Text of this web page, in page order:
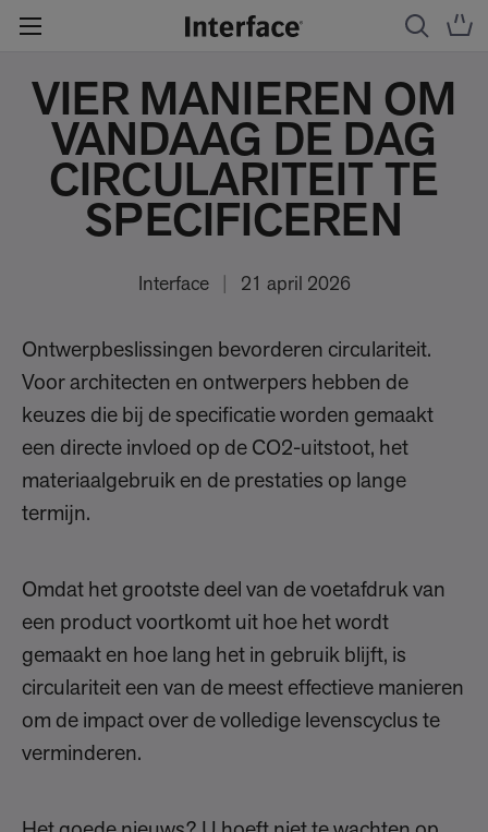
VIER MANIEREN OM
VANDAAG DE DAG
CIRCULARITEIT TE
SPECIFICEREN
Interface 21 april 2026
Ontwerpbeslissingen bevorderen circulariteit.
Voor architecten en ontwerpers hebben de
keuzes die bij de specificatie worden gemaakt
een directe invloed op de CO2-uitstoot, het
materiaalgebruik en de prestaties op lange
termijn.
Omdat het grootste deel van de voetafdruk van
een product voortkomt uit hoe het wordt
gemaakt en hoe lang het in gebruik blijft, is
circulariteit een van de meest effectieve manieren
om de impact over de volledige levenscyclus te
verminderen.